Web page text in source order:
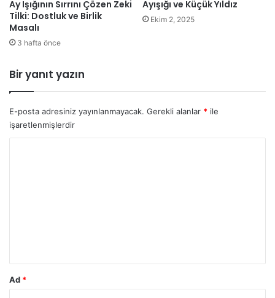
Ay Işığının Sırrını Çözen Zeki
Tilki: Dostluk ve Birlik
Masalı
3 hafta önce
Ayışığı ve Küçük Yıldız
Ekim 2, 2025
Bir yanıt yazın
E-posta adresiniz yayınlanmayacak. Gerekli alanlar * ile
işaretlenmişlerdir
Ad *